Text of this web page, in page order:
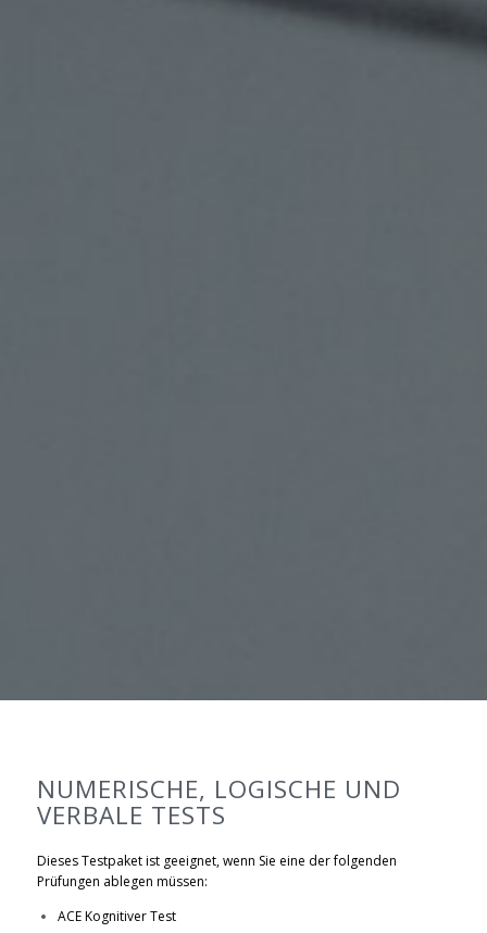
NUMERISCHE, LOGISCHE UND
VERBALE TESTS
Dieses Testpaket ist geeignet, wenn Sie eine der folgenden
Prüfungen ablegen müssen:
ACE Kognitiver Test